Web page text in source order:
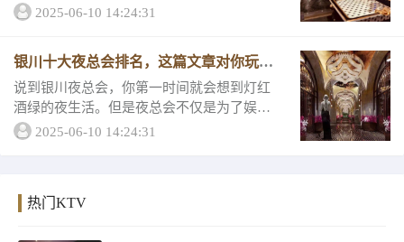
评分、包厢环境、酒水套餐和服务态度等信
国际夜总会...
2025-06-10 14:24:31
银川十大夜总会排名，这篇文章对你玩耍
非常
说到银川夜总会，你第一时间就会想到灯红
酒绿的夜生活。但是夜总会不仅是为了娱
乐，更多的是为了商务接待、宴请客户；对
2025-06-10 14:24:31
热门KTV